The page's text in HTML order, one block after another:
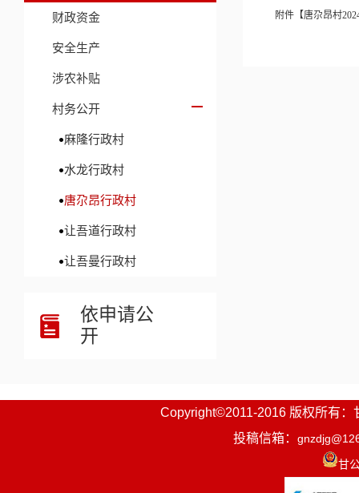
财政资金
安全生产
涉农补贴
村务公开
麻隆行政村
水龙行政村
唐尕昂行政村
让吾道行政村
让吾曼行政村
依申请公
开
附件【唐尕昂村
Copyright©2011-2016 版权所有：
投稿信箱：
甘